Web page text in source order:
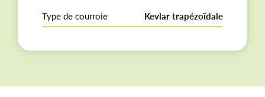
Un même modèle peut posséder des courroies
différentes d'une année sur l'autre. Vérifiez vos
dimensions et références d'origine avant de passer
Type de courroie Kevlar trapézoïdale